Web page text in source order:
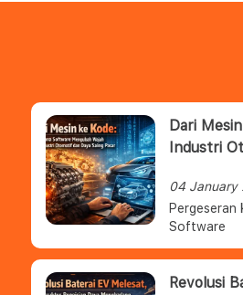
Dari
Industri
04 January
Pergeseran
Software
Revolusi